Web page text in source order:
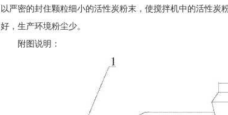
以严密的封住颗粒细小的活性炭粉末，使搅拌机中的活性炭
好，生产环境粉尘少。
附图说明：